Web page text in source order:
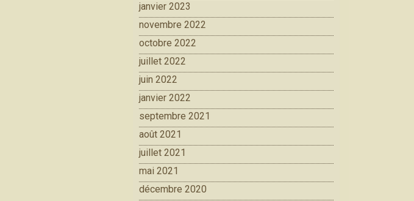
janvier 2023
novembre 2022
octobre 2022
juillet 2022
juin 2022
janvier 2022
septembre 2021
août 2021
juillet 2021
mai 2021
décembre 2020